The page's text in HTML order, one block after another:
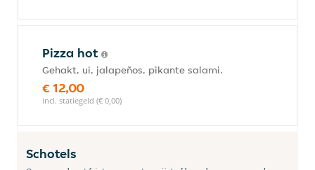
Pizza hot
Gehakt, ui, jalapeños, pikante salami.
€ 12,00
incl. statiegeld (€ 0,00)
Schotels